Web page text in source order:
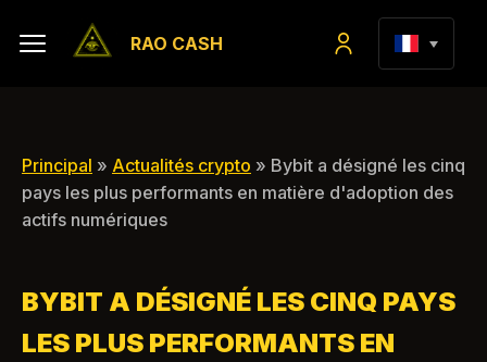
RAO CASH
Principal » Actualités crypto » Bybit a désigné les cinq
pays les plus performants en matière d'adoption des
actifs numériques
BYBIT A DÉSIGNÉ LES CINQ PAYS
LES PLUS PERFORMANTS EN